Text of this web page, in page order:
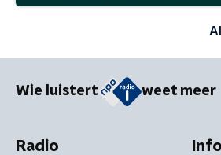
Wie luistert weet meer
Radio Info